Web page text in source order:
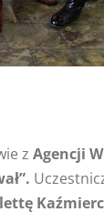
z Agencji